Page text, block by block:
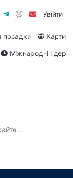
Увійти
посадки Карти
Міжнародні і